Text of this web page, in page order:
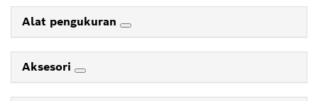
Alat pengukuran
Aksesori